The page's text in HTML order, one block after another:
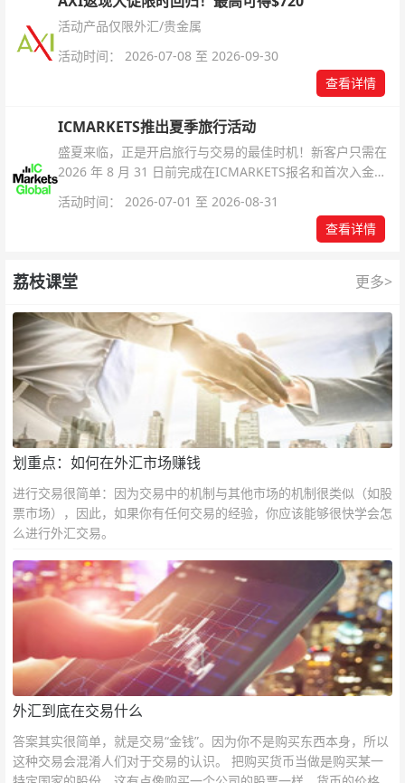
活动产品仅限外汇/贵金属
活动时间： 2026-07-08 至 2026-09-30
查看详情
ICMARKETS推出夏季旅行活动
盛夏来临，正是开启旅行与交易的最佳时机！新客户只需在
2026 年 8 月 31 日前完成在ICMARKETS报名和首次入金即
活动时间： 2026-07-01 至 2026-08-31
查看详情
荔枝课堂 更多>
划重点：如何在外汇市场赚钱
进行交易很简单：因为交易中的机制与其他市场的机制很类似（如股
票市场），因此，如果你有任何交易的经验，你应该能够很快学会怎
么进行外汇交易。
外汇到底在交易什么
答案其实很简单，就是交易“金钱”。因为你不是购买东西本身，所以
这种交易会混淆人们对于交易的认识。 把购买货币当做是购买某一